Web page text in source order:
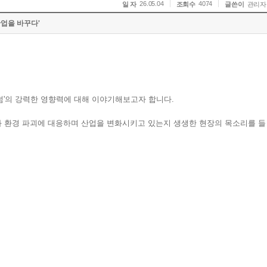
일 자 26.05.04 조회수 4074 글쓴이 관리자
을 바꾸다'
강력한 영향력에 대해 이야기해보고자 합니다.
경 파괴에 대응하며 산업을 변화시키고 있는지 생생한 현장의 목소리를 들